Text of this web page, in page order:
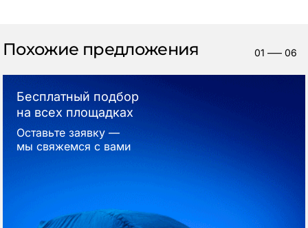
Похожие предложения 01 —– 06
Бесплатный подбор
на всех площадках
Оставьте заявку —
мы свяжемся с вами